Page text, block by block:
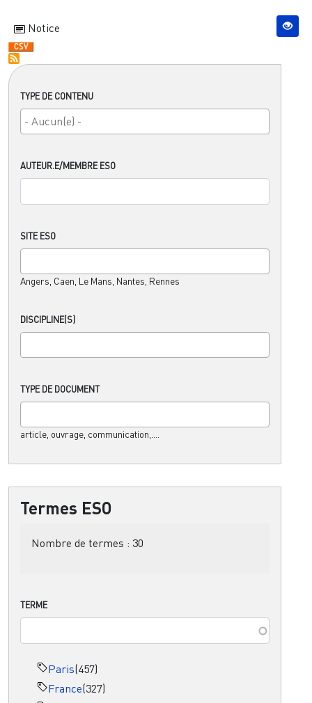
TYPE DE CONTENU
AUTEUR.E/MEMBRE ESO
SITE ESO
Angers, Caen, Le Mans, Nantes, Rennes
DISCIPLINE(S)
TYPE DE DOCUMENT
article, ouvrage, communication,....
Termes ESO
Nombre de termes : 30
TERME
Paris(457)
France(327)
Notice